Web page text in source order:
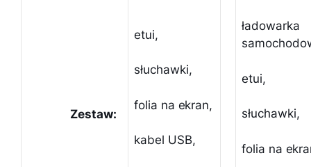
Zestaw:
etui,
słuchawki,
folia na ekran,
kabel USB,
ładowarka
etui,
słuchawki,
folia na